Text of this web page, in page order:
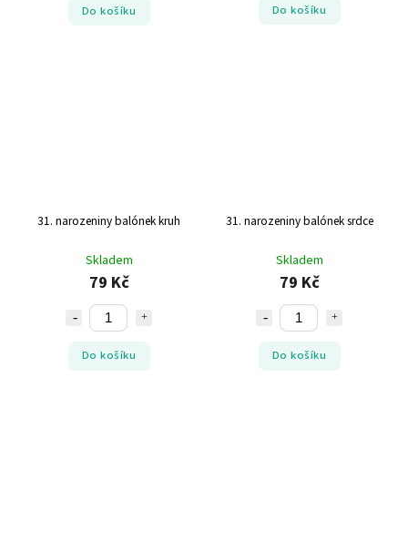
Do košíku Do košíku
31. narozeniny balónek kruh
Skladem
79 Kč
Do košíku
31. narozeniny balónek srdce
Skladem
79 Kč
Do košíku